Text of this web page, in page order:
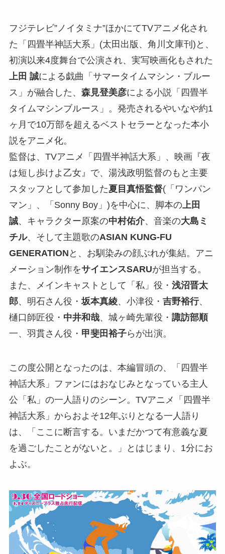
フジテレビ”ノイタミナ”ほかにてTVアニメ化され
た「四畳半神話⼤系」(太⽥出版、角川⽂庫刊)と、
初演以来4度舞台で公演され、実写映画化もされた
上⽥ 誠による戯曲「サマータイムマシン・ブルー
ス」が融合した、 森見登美彦による⼩説「四畳半
タイムマシンブルース」。発売されるやいなや約1
ヶ⽉で10万部を超えるベストセラーとなった本⼩
説をアニメ化。
監督は、TVアニメ「四畳半神話⼤系」、映画『夜
は短し歩けよ⼄⼥』で、湯浅政明監督のもと主要
スタッフとして参加した夏目真悟監督(「ワンパン
マン」、「Sonny Boy」)を中⼼に、脚本の上⽥
誠、キャラクター原案の中村佑介、⾳楽の⼤島ミ
チル、そして主題歌のASIAN KUNG-FU
GENERATION と、お馴染みの顔ぶれが集結。アニ
メーション制作をサイエンスSARUが担当する。
また、メインキャストとして「私」役・ 浅沼晋太
郎、明⽯さん役・坂本真綾、⼩津役・ 吉野裕⾏、
樋⼝師匠役・ 中井和哉、城ヶ崎先輩役・ 諏訪部順
⼀、⽻貫さん役・ 甲斐⽥裕⼦らが出演。
この度公開となったのは、本編冒頭の、「四畳半
神話大系」ファンにはおなじみとなっている主人
公「私」の一人語りのシーン。TVアニメ「四畳半
神話大系」からおよそ12年ぶりとなる一人語り
は、「ここに断言する。いまだかつて有意義な夏
を過ごしたことがないと。」とはじまり、1分にお
よぶ。